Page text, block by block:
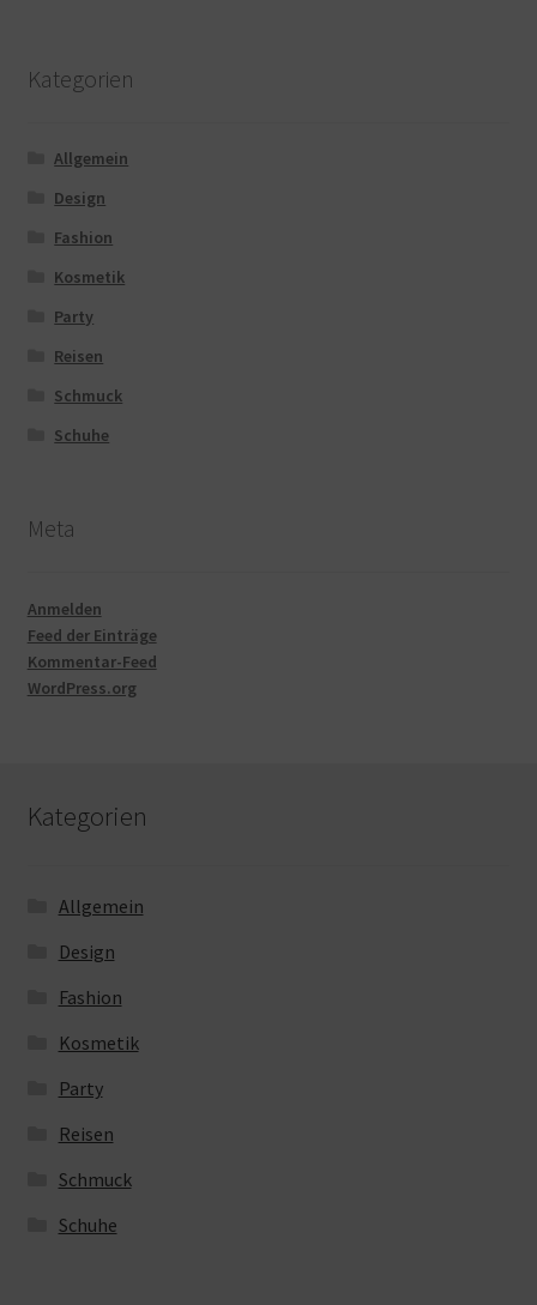
Kategorien
Allgemein
Design
Fashion
Kosmetik
Party
Reisen
Schmuck
Schuhe
Meta
Anmelden
Feed der Einträge
Kommentar-Feed
WordPress.org
Kategorien
Allgemein
Design
Fashion
Kosmetik
Party
Reisen
Schmuck
Schuhe